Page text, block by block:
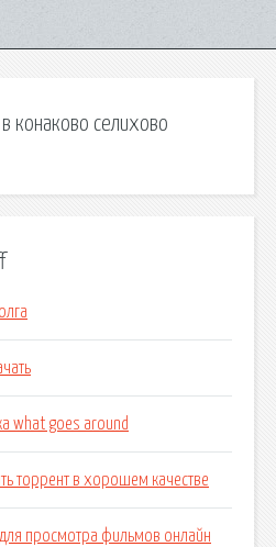
конаково селихово
what goes around
торрент в хорошем качестве
просмотра фильмов онлайн